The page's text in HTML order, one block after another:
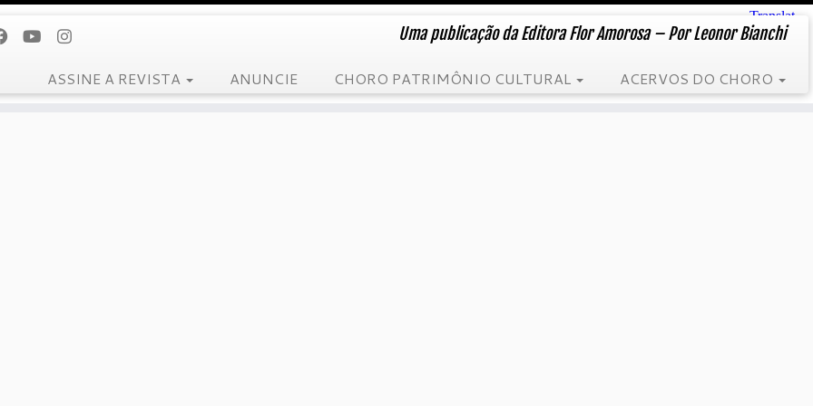
Uma publicação da Editora Flor Amorosa – Por Leonor Bianchi
ASSINE A REVISTA ANUNCIE CHORO PATRIMÔNIO CULTURAL ACERVOS DO CHORO